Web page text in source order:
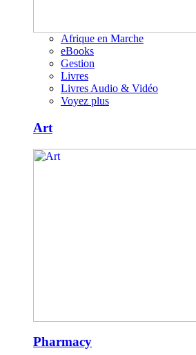
Afrique en Marche
eBooks
Gestion
Livres
Livres Audio & Vidéo
Voyez plus
Art
Pharmacy